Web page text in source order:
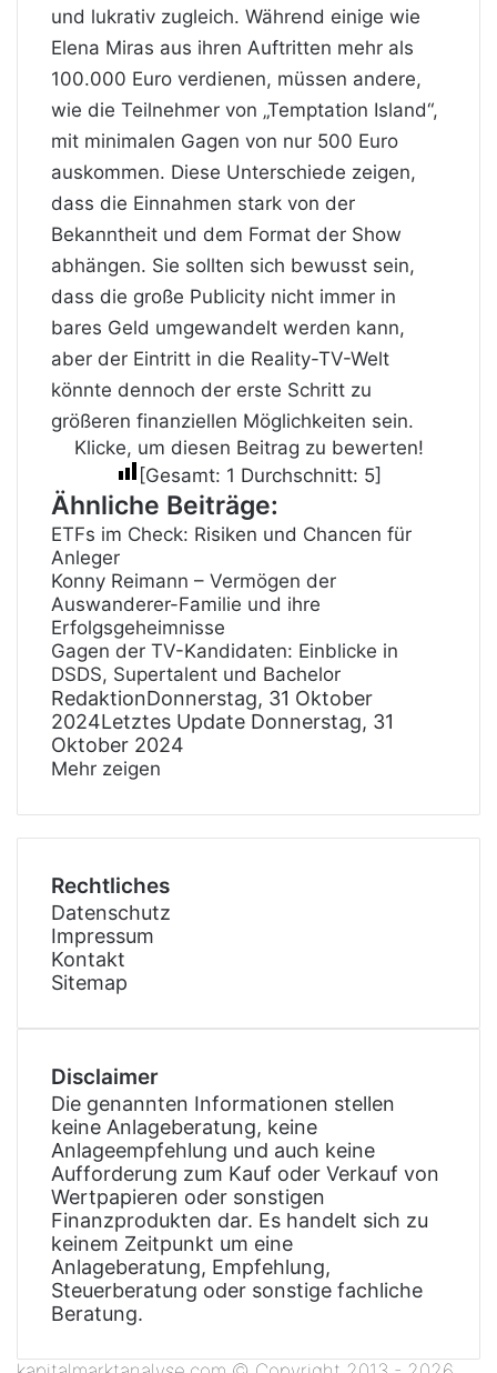
und lukrativ zugleich. Während einige wie
Elena Miras aus ihren Auftritten mehr als
100.000 Euro verdienen, müssen andere,
wie die Teilnehmer von „Temptation Island“,
mit minimalen Gagen von nur 500 Euro
auskommen. Diese Unterschiede zeigen,
dass die Einnahmen stark von der
Bekanntheit und dem Format der Show
abhängen. Sie sollten sich bewusst sein,
dass die große Publicity nicht immer in
bares Geld umgewandelt werden kann,
aber der Eintritt in die Reality-TV-Welt
könnte dennoch der erste Schritt zu
größeren finanziellen Möglichkeiten sein.
Klicke, um diesen Beitrag zu bewerten!
[Gesamt: 1 Durchschnitt: 5]
Ähnliche Beiträge:
ETFs im Check: Risiken und Chancen für
Anleger
Konny Reimann – Vermögen der
Auswanderer-Familie und ihre
Erfolgsgeheimnisse
Gagen der TV-Kandidaten: Einblicke in
DSDS, Supertalent und Bachelor
RedaktionDonnerstag, 31 Oktober
2024Letztes Update Donnerstag, 31
Oktober 2024
Mehr zeigen
Rechtliches
Datenschutz
Impressum
Kontakt
Sitemap
Disclaimer
Die genannten Informationen stellen
keine Anlageberatung, keine
Anlageempfehlung und auch keine
Aufforderung zum Kauf oder Verkauf von
Wertpapieren oder sonstigen
Finanzprodukten dar. Es handelt sich zu
keinem Zeitpunkt um eine
Anlageberatung, Empfehlung,
Steuerberatung oder sonstige fachliche
Beratung.